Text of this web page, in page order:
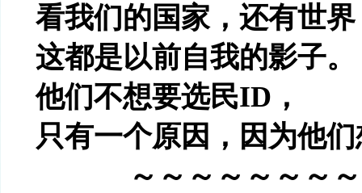
看我们的国家，还有世
这都是以前自我的影子。
他们不想要选民ID ，
只有一个原因，因为他
～～～～～～～